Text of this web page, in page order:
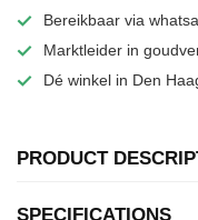
Bereikbaar via
Marktleider in
Dé winkel in Den
PRODUCT
SPECIFICATIONS